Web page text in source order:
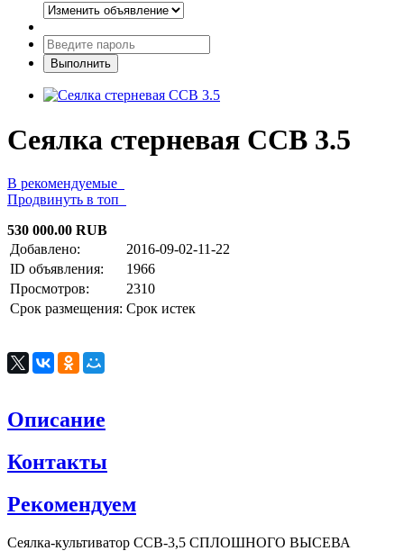
Cеялка стерневая ССВ 3.5
В рекомендуемые
Продвинуть в топ
530 000.00 RUB
Добавлено:
2016-09-02-11-22
ID объявления:
1966
Просмотров:
2310
Срок размещения: Срок истек
Описание
Контакты
Рекомендуем
Сеялка-культиватор ССВ-3,5 СПЛОШНОГО ВЫСЕВА